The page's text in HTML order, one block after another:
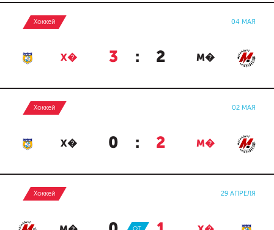
Хоккей 04 МАЯ
Х� 3 : 2 М�
Хоккей 02 МАЯ
Х� 0 : 2 М�
Хоккей 29 АПРЕЛЯ